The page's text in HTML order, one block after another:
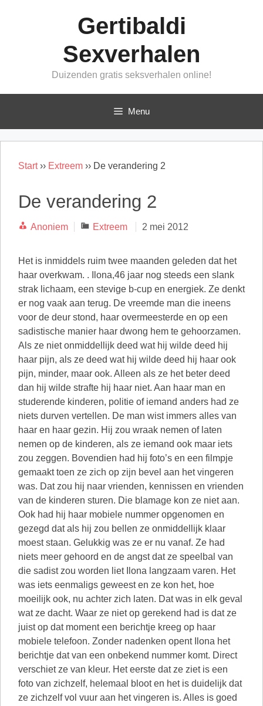
Gertibaldi
Sexverhalen
Duizenden gratis seksverhalen online!
Menu
Start›› Extreem ›› De verandering 2
De verandering 2
Anoniem Categorieën
Extreem 2 mei 2012
Het is inmiddels ruim twee maanden geleden dat het
haar overkwam. . Ilona,46 jaar nog steeds een slank
strak lichaam, een stevige b-cup en energiek. Ze denkt
er nog vaak aan terug. De vreemde man die ineens
voor de deur stond, haar overmeesterde en op een
sadistische manier haar dwong hem te gehoorzamen.
Als ze niet onmiddellijk deed wat hij wilde deed hij
haar pijn, als ze deed wat hij wilde deed hij haar ook
pijn, minder, maar ook. Alleen als ze het beter deed
dan hij wilde strafte hij haar niet. Aan haar man en
studerende kinderen, politie of iemand anders had ze
niets durven vertellen. De man wist immers alles van
haar en haar gezin. Hij zou wraak nemen of laten
nemen op de kinderen, als ze iemand ook maar iets
zou zeggen. Bovendien had hij foto’s en een filmpje
gemaakt toen ze zich op zijn bevel aan het vingeren
was. Dat zou hij naar vrienden, kennissen en vrienden
van de kinderen sturen. Die blamage kon ze niet aan.
Ook had hij haar mobiele nummer opgenomen en
gezegd dat als hij zou bellen ze onmiddellijk klaar
moest staan. Gelukkig was ze er nu vanaf. Ze had
niets meer gehoord en de angst dat ze speelbal van
die sadist zou worden liet Ilona langzaam varen. Het
was iets eenmaligs geweest en ze kon het, hoe
moeilijk ook, nu achter zich laten. Dat was in elk geval
wat ze dacht. Waar ze niet op gerekend had is dat ze
juist op dat moment een berichtje kreeg op haar
mobiele telefoon. Zonder nadenken opent Ilona het
berichtje dat van een onbekend nummer komt. Direct
verschiet ze van kleur. Het eerste dat ze ziet is een
foto van zichzelf, helemaal bloot en het is duidelijk dat
ze zichzelf vol vuur aan het vingeren is. Alles is goed